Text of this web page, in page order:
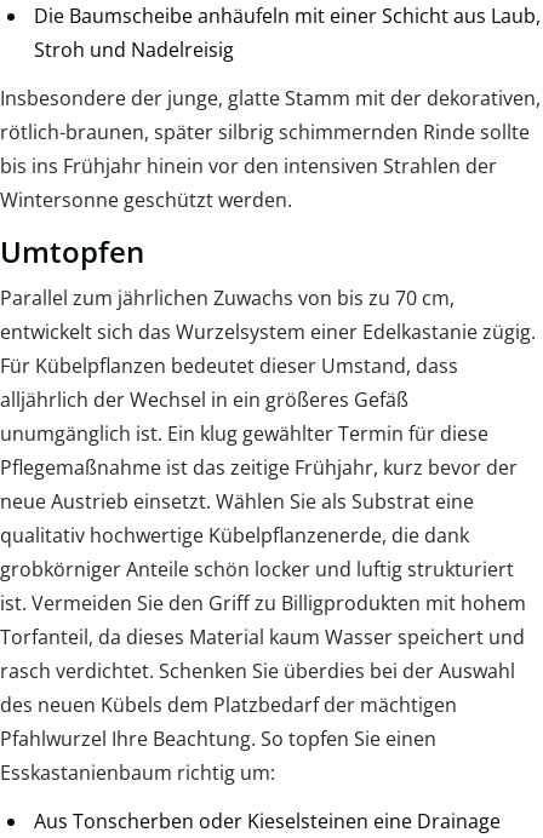
Die Baumscheibe anhäufeln mit einer Schicht aus Laub,
Stroh und Nadelreisig
Insbesondere der junge, glatte Stamm mit der dekorativen,
rötlich-braunen, später silbrig schimmernden Rinde sollte
bis ins Frühjahr hinein vor den intensiven Strahlen der
Wintersonne geschützt werden.
Umtopfen
Parallel zum jährlichen Zuwachs von bis zu 70 cm,
entwickelt sich das Wurzelsystem einer Edelkastanie zügig.
Für Kübelpflanzen bedeutet dieser Umstand, dass
alljährlich der Wechsel in ein größeres Gefäß
unumgänglich ist. Ein klug gewählter Termin für diese
Pflegemaßnahme ist das zeitige Frühjahr, kurz bevor der
neue Austrieb einsetzt. Wählen Sie als Substrat eine
qualitativ hochwertige Kübelpflanzenerde, die dank
grobkörniger Anteile schön locker und luftig strukturiert
ist. Vermeiden Sie den Griff zu Billigprodukten mit hohem
Torfanteil, da dieses Material kaum Wasser speichert und
rasch verdichtet. Schenken Sie überdies bei der Auswahl
des neuen Kübels dem Platzbedarf der mächtigen
Pfahlwurzel Ihre Beachtung. So topfen Sie einen
Esskastanienbaum richtig um:
Aus Tonscherben oder Kieselsteinen eine Drainage